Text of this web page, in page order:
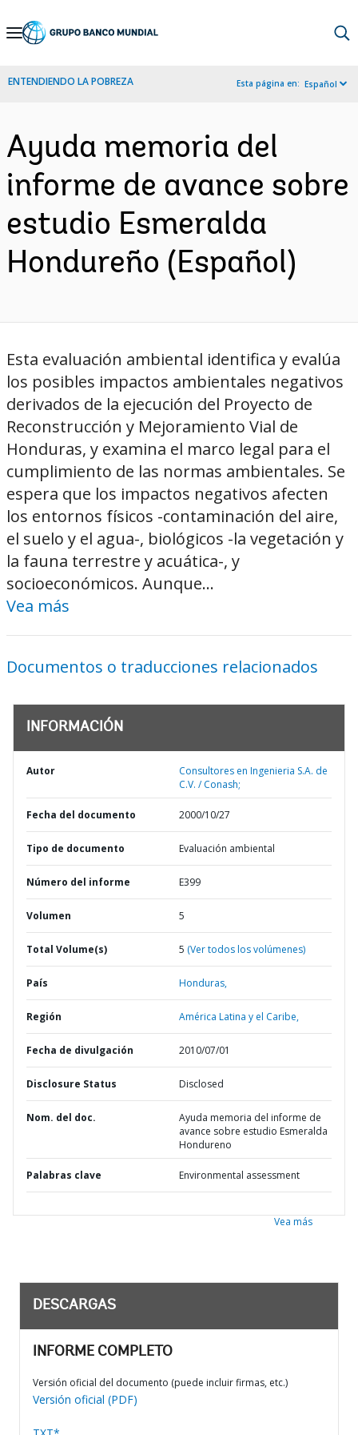
Skip
Navigation
ENTENDIENDO LA POBREZA Esta página en: Español
Ayuda memoria del
informe de avance sobre
estudio Esmeralda
Hondureño (Español)
Esta evaluación ambiental identifica y evalúa
los posibles impactos ambientales negativos
derivados de la ejecución del Proyecto de
Reconstrucción y Mejoramiento Vial de
Honduras, y examina el marco legal para el
cumplimiento de las normas ambientales. Se
espera que los impactos negativos afecten
los entornos físicos -contaminación del aire,
el suelo y el agua-, biológicos -la vegetación y
la fauna terrestre y acuática-, y
socioeconómicos. Aunque...
Vea más
Documentos o traducciones relacionados
INFORMACIÓN
Autor
Consultores en Ingenieria S.A. de
C.V. / Conash;
Fecha del documento 2000/10/27
Tipo de documento Evaluación ambiental
Número del informe E399
Volumen 5
Total Volume(s) 5 (Ver todos los volúmenes)
País Honduras,
Región América Latina y el Caribe,
Fecha de divulgación 2010/07/01
Disclosure Status Disclosed
Nom. del doc.
Ayuda memoria del informe de
avance sobre estudio Esmeralda
Hondureno
Palabras clave Environmental assessment
Vea más
DESCARGAS
INFORME COMPLETO
Versión oficial del documento (puede incluir firmas, etc.)
Versión oficial (PDF)